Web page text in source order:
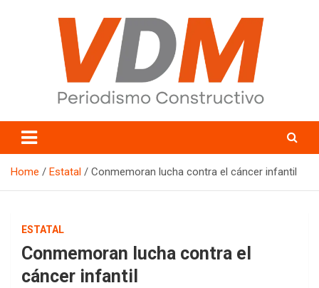
valledelmayo.com
Home Estatal Conmemoran lucha contra el cáncer infantil
ESTATAL
Conmemoran lucha contra el
cáncer infantil